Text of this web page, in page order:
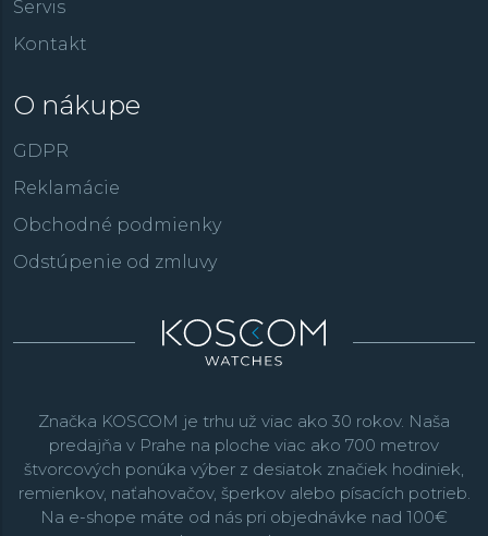
Servis
Kontakt
O nákupe
GDPR
Reklamácie
Obchodné podmienky
Odstúpenie od zmluvy
Značka KOSCOM je trhu už viac ako 30 rokov. Naša
predajňa v Prahe na ploche viac ako 700 metrov
štvorcových ponúka výber z desiatok značiek hodiniek,
remienkov, naťahovačov, šperkov alebo písacích potrieb.
Na e-shope máte od nás pri objednávke nad 100€